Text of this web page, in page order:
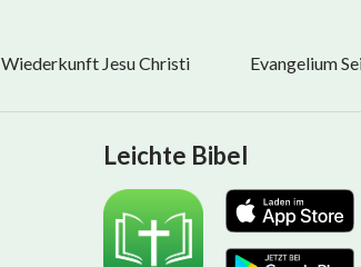
Wiederkunft Jesu Christi Evangelium
Leichte Bibel